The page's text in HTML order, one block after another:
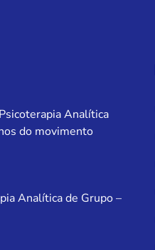
Analítica
do movimento
Analítica de Grupo –